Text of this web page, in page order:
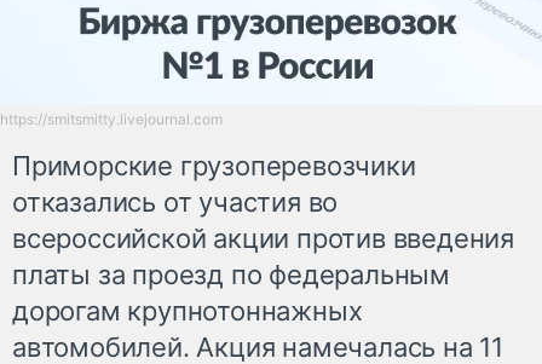
https://smitsmitty.livejournal.com
Приморские грузоперевозчики
отказались от участия во
всероссийской акции против введения
платы за проезд по федеральным
дорогам крупнотоннажных
автомобилей. Акция намечалась на 11